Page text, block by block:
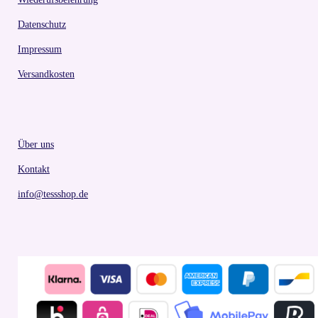
Datenschutz
Impressum
Versandkosten
Über uns
Kontakt
info@tessshop.de